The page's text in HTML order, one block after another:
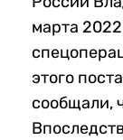
марта
этого
сообщали,